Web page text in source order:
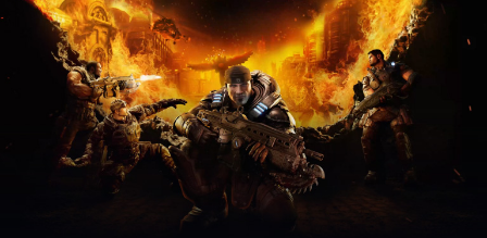
War:
Reloaded,
Marcus
agachado
olhando
para
frente.
Atrás